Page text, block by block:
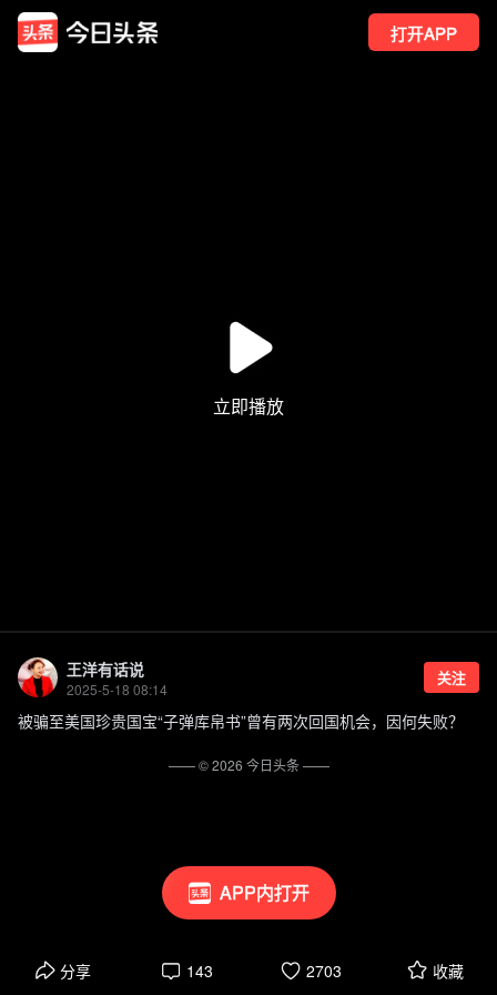
打开APP
APP内打开
王洋有话说
2025-5-18 08:14
关注
被骗至美国珍贵国宝“子弹库帛书”曾有两次回国机会，因何失败？
分享 143 2703 收藏
—— ©2026 今日头条——